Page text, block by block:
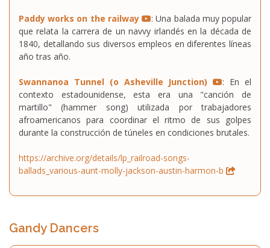
Paddy works on the railway
: Una balada muy popular
que relata la carrera de un navvy irlandés en la década de
1840, detallando sus diversos empleos en diferentes líneas
año tras año.
Swannanoa Tunnel (o Asheville Junction)
: En el
contexto estadounidense, esta era una "canción de
martillo" (hammer song) utilizada por trabajadores
afroamericanos para coordinar el ritmo de sus golpes
durante la construcción de túneles en condiciones brutales.
https://archive.org/details/lp_railroad-songs-
ballads_various-aunt-molly-jackson-austin-harmon-b
Gandy Dancers